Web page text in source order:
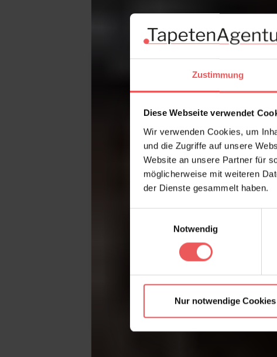
Zustimmung
Diese Webseite verwendet
Wir verwenden Cookies, um
und die Zugriffe auf unsere
Website an unsere Partner für
möglicherweise mit weiteren
der Dienste gesammelt haben.
Notwendig
Nur notwendige Cookies